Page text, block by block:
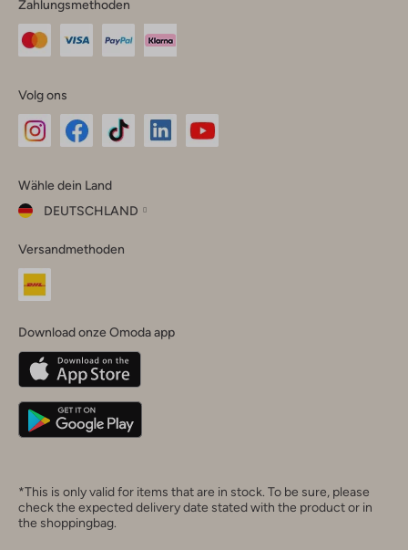
Zahlungsmethoden
Volg ons
Instagram
Facebook
TikTok
Wähle dein Land
DEUTSCHLAND
dein
Land
Belgique(Français)
Deutschland
Versandmethoden
Download onze Omoda app
*This is only valid for items that are in stock. To be sure, please
check the expected delivery date stated with the product or in
the shoppingbag.